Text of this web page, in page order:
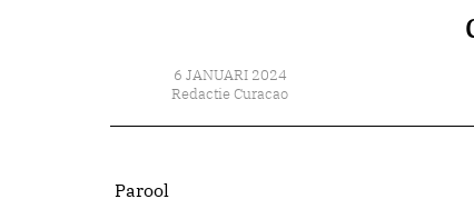
6 JANUARI 2024
Redactie Curacao
Parool